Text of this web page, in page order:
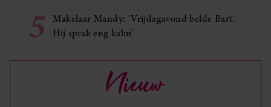
5
Makelaar Mandy: ‘Vrijdagavond belde Bart.
Hij sprak eng kalm’
Nieuw